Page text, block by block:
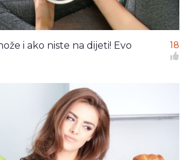
i ako niste na dijeti! Evo
18